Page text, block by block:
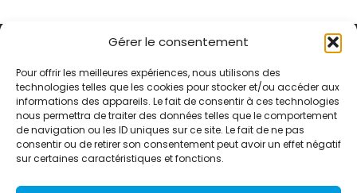
Gérer le consentement
Pour offrir les meilleures expériences, nous utilisons des
technologies telles que les cookies pour stocker et/ou accéder aux
informations des appareils. Le fait de consentir à ces technologies
nous permettra de traiter des données telles que le comportement
de navigation ou les ID uniques sur ce site. Le fait de ne pas
consentir ou de retirer son consentement peut avoir un effet négatif
sur certaines caractéristiques et fonctions.
Alternative Média est une agence de relations presse et de
relations publiques basée à Grenoble. Depuis 1995, elle conçoit et
pilote des stratégies de visibilité en France et à l’international
grâce à un réseau d’agences partenaires.